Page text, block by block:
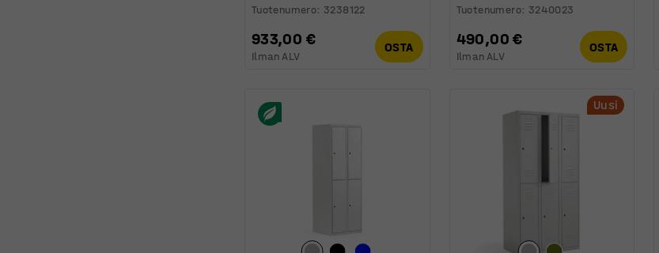
Tuotenumero: 3238122
933,00 €
Ilman ALV
OSTA
Tuotenumero: 3240023
490,00 €
Ilman ALV
OSTA
Uusi